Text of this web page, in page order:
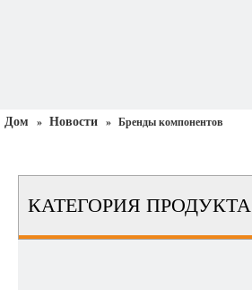
Дом » Новости » Бренды компонентов
КАТЕГОРИЯ ПРОДУКТА